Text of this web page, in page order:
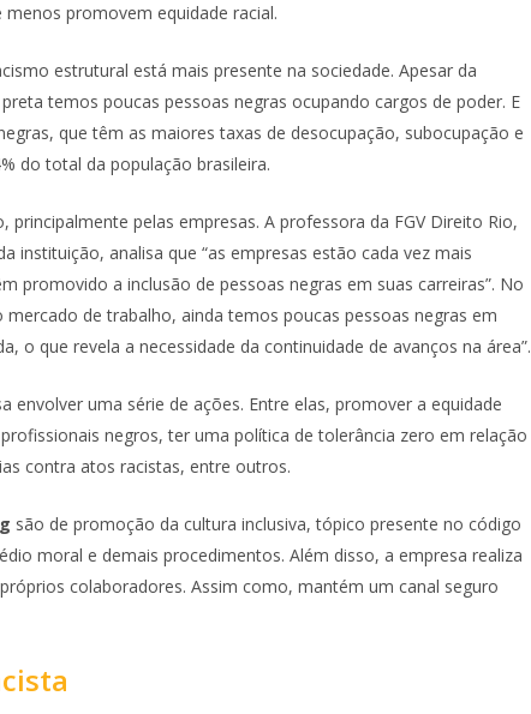
promovem equidade racial.
estrutural está mais presente na sociedade. Apesar da
temos poucas pessoas negras ocupando cargos de poder. E
que têm as maiores taxas de desocupação, subocupação e
do total da população brasileira.
principalmente pelas empresas. A professora da FGV Direito Rio,
instituição, analisa que “as empresas estão cada vez mais
promovido a inclusão de pessoas negras em suas carreiras”. No
de trabalho, ainda temos poucas pessoas negras em
o que revela a necessidade da continuidade de avanços na área”.
envolver uma série de ações. Entre elas, promover a equidade
negros, ter uma política de tolerância zero em relação
contra atos racistas, entre outros.
são de promoção da cultura inclusiva, tópico presente no código
moral e demais procedimentos. Além disso, a empresa realiza
colaboradores. Assim como, mantém um canal seguro